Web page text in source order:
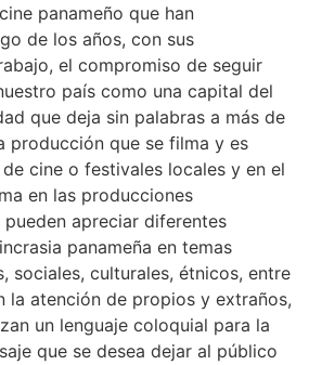
panameño que han
de los años, con sus
el compromiso de seguir
país como una capital del
que deja sin palabras a más de
producción que se filma y es
cine o festivales locales y en el
en las producciones
apreciar diferentes
panameña en temas
sociales, culturales, étnicos, entre
la atención de propios y extraños,
un lenguaje coloquial para la
que se desea dejar al público